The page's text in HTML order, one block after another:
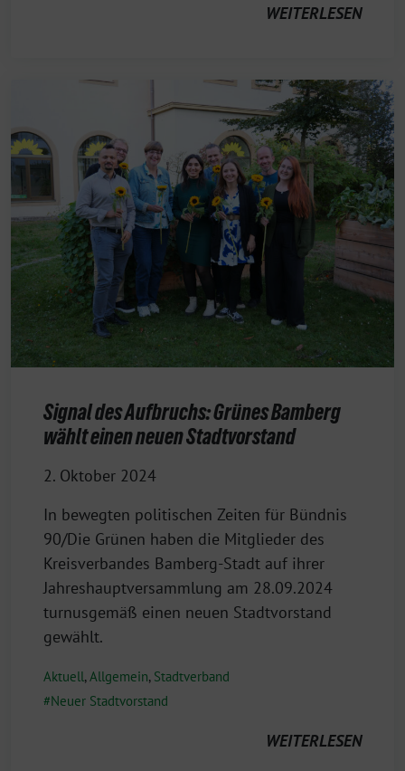
WEITERLESEN
Signal des Aufbruchs: Grünes Bamberg
wählt einen neuen Stadtvorstand
2. Oktober 2024
In bewegten politischen Zeiten für Bündnis
90/Die Grünen haben die Mitglieder des
Kreisverbandes Bamberg-Stadt auf ihrer
Jahreshauptversammlung am 28.09.2024
turnusgemäß einen neuen Stadtvorstand
gewählt.
Aktuell,Allgemein, Stadtverband
Neuer Stadtvorstand
WEITERLESEN